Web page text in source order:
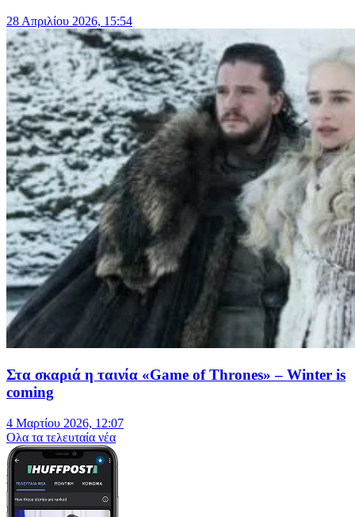
28 Απριλίου 2026, 15:54
Στα σκαριά η ταινία «Game of Thrones» – Winter is
coming
4 Μαρτίου 2026, 12:07
Oλα τα τελευταία νέα